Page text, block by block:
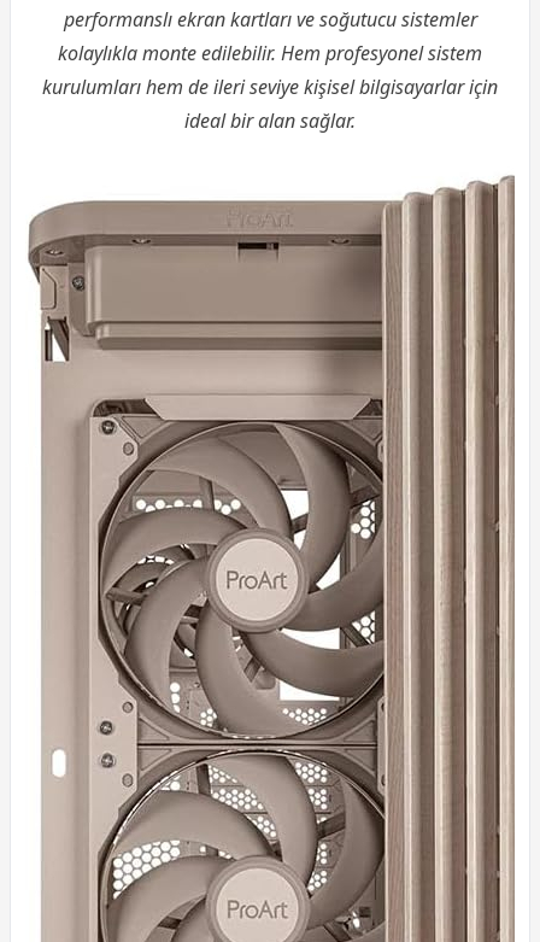
performanslı ekran kartları ve soğutucu sistemler
kolaylıkla monte edilebilir. Hem profesyonel sistem
kurulumları hem de ileri seviye kişisel bilgisayarlar için
ideal bir alan sağlar.